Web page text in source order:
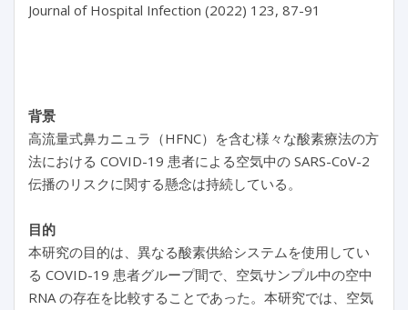
Journal of Hospital Infection (2022) 123, 87-91
背景
高流量式鼻カニュラ（HFNC）を含む様々な酸素療法の方
法における COVID-19 患者による空気中の SARS-CoV-2
伝播のリスクに関する懸念は持続している。
目的
本研究の目的は、異なる酸素供給システムを使用してい
る COVID-19 患者グループ間で、空気サンプル中の空中
RNA の存在を比較することであった。本研究では、空気